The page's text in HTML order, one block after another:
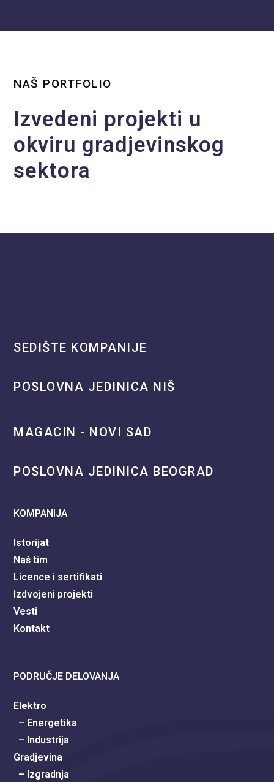
NAŠ PORTFOLIO
Izvedeni projekti u
okviru gradjevinskog
sektora
SEDIŠTE KOMPANIJE
POSLOVNA JEDINICA NIŠ
MAGACIN - NOVI SAD
POSLOVNA JEDINICA BEOGRAD
KOMPANIJA
Istorijat
Naš tim
Licence i sertifikati
Izdvojeni projekti
Vesti
Kontakt
PODRUČJE DELOVANJA
Elektro
– Energetika
– Industrija
Gradjevina
– Izgradnja